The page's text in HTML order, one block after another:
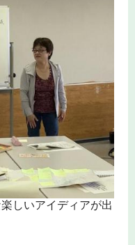
しいアイディアが出